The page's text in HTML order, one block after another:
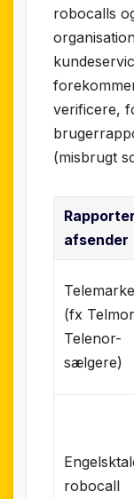
robocalls
verificere,
(misbrugt
afsender
(fx
Telenor-
sælgere)
robocall